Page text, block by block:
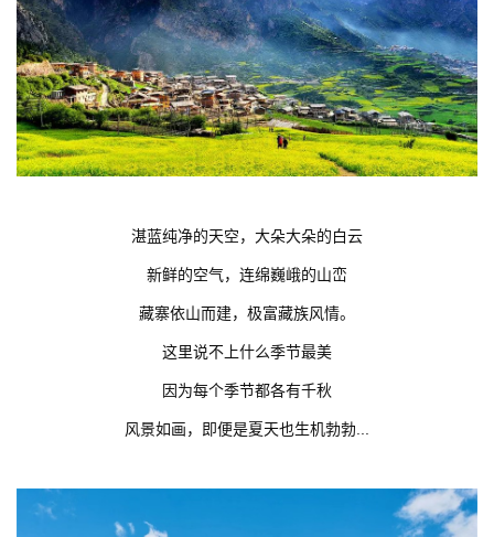
湛蓝纯净的天空，大朵大朵的白云
新鲜的空气，连绵巍峨的山峦
藏寨依山而建，极富藏族风情。
这里说不上什么季节最美
因为每个季节都各有千秋
风景如画，即便是夏天也生机勃勃...